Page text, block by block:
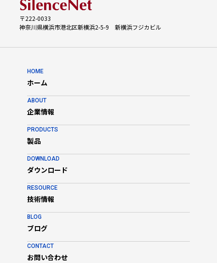
〒222-0033
神奈川県横浜市港北区新横浜2-5-9 新横浜フジカビル
HOME
ホーム
ABOUT
企業情報
PRODUCTS
製品
DOWNLOAD
ダウンロード
RESOURCE
技術情報
BLOG
ブログ
CONTACT
お問い合わせ